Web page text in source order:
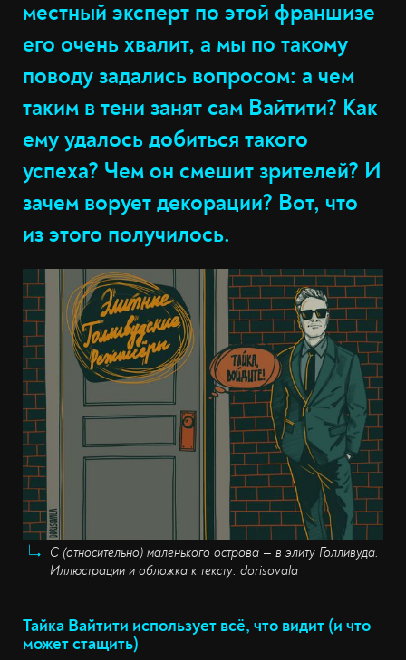
местный эксперт по этой франшизе
его очень хвалит, а мы по такому
поводу задались вопросом: а чем
таким в тени занят сам Вайтити? Как
ему удалось добиться такого
успеха? Чем он смешит зрителей? И
зачем ворует декорации? Вот, что
из этого получилось.
С (относительно) маленького острова — в элиту Голливуда.
Иллюстрации и обложка к тексту: dorisovala
Тайка Вайтити использует всё, что видит (и что
может стащить)